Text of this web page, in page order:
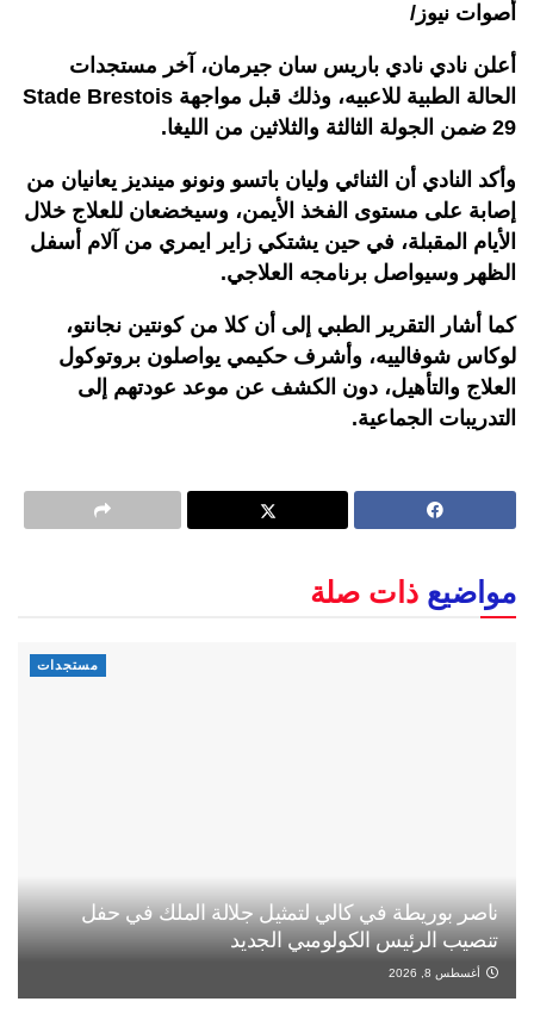
أصوات نيوز/
أعلن نادي نادي باريس سان جيرمان، آخر مستجدات
الحالة الطبية للاعبيه، وذلك قبل مواجهة Stade Brestois
29 ضمن الجولة الثالثة والثلاثين من الليغا.
وأكد النادي أن الثنائي وليان باتسو ونونو مينديز يعانيان من
إصابة على مستوى الفخذ الأيمن، وسيخضعان للعلاج خلال
الأيام المقبلة، في حين يشتكي زاير ايمري من آلام أسفل
الظهر وسيواصل برنامجه العلاجي.
كما أشار التقرير الطبي إلى أن كلا من كونتين نجانتو،
لوكاس شوفالييه، وأشرف حكيمي يواصلون بروتوكول
العلاج والتأهيل، دون الكشف عن موعد عودتهم إلى
التدريبات الجماعية.
مواضيع ذات صلة
مستجدات
ناصر بوريطة في كالي لتمثيل جلالة الملك في حفل
تنصيب الرئيس الكولومبي الجديد
أغسطس 8, 2026